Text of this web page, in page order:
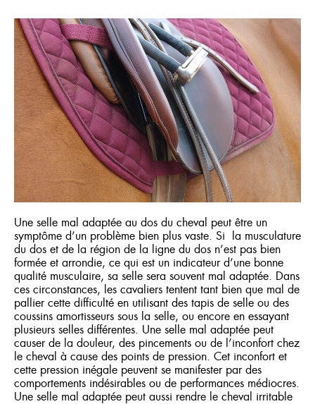
Espèces
Produits
Ressources
Où acheter
FRANÇAIS
Une selle mal adaptée au dos du cheval peut être un
symptôme d’un problème bien plus vaste. Si la musculature
du dos et de la région de la ligne du dos n’est pas bien
formée et arrondie, ce qui est un indicateur d’une bonne
qualité musculaire, sa selle sera souvent mal adaptée. Dans
ces circonstances, les cavaliers tentent tant bien que mal de
pallier cette difficulté en utilisant des tapis de selle ou des
coussins amortisseurs sous la selle, ou encore en essayant
plusieurs selles différentes. Une selle mal adaptée peut
causer de la douleur, des pincements ou de l’inconfort chez
le cheval à cause des points de pression. Cet inconfort et
cette pression inégale peuvent se manifester par des
comportements indésirables ou de performances médiocres.
Une selle mal adaptée peut aussi rendre le cheval irritable